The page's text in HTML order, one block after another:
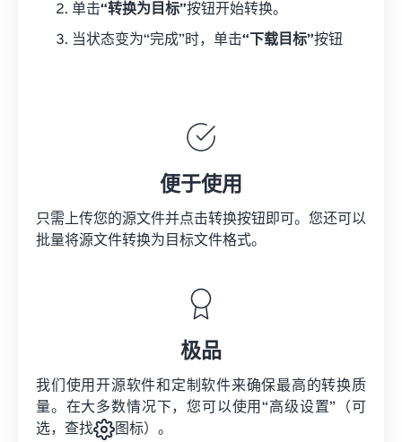
单击“转换为目标”按钮开始转换。
当状态变为“完成”时，单击“下载目标”按钮
便于使用
只需上传您的源文件并点击转换按钮即可。您还可以
批量将源文件转换为目标文件格式。
极品
我们使用开源软件和定制软件来确保最高的转换质
量。在大多数情况下，您可以使用“高级设置”（可
选，查找
图标）。